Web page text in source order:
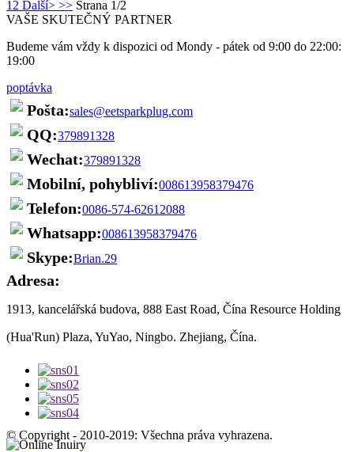
1 2 Další> >> Strana 1/2
VAŠE SKUTEČNÝ PARTNER
Budeme vám vždy k dispozici od Mondy - pátek od 9:00 do 22:00:
19:00
poptávka
Pošta:sales@eetsparkplug.com
QQ:379891328
Wechat:379891328
Mobilní, pohybliví:008613958379476
Telefon:0086-574-62612088
Whatsapp:008613958379476
Skype:Brian.29
Adresa:
1913, kancelářská budova, 888 East Road, Čína Resource Holding
(Hua'Run) Plaza, YuYao, Ningbo. Zhejiang, Čína.
© Copyright - 2010-2019: Všechna práva vyhrazena.